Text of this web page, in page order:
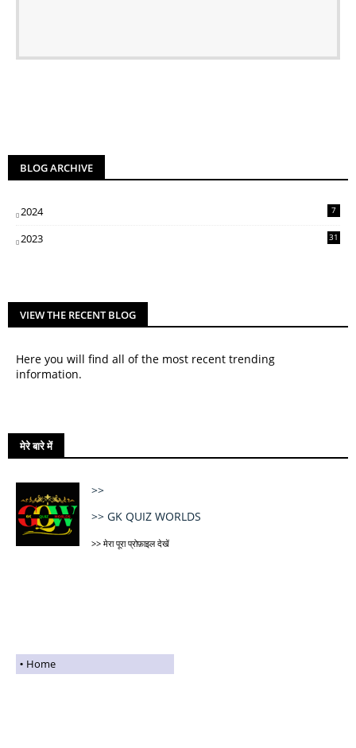
BLOG ARCHIVE
2024 7
2023 31
VIEW THE RECENT BLOG
Here you will find all of the most recent trending
information.
मेरे बारे में
GK QUIZ WORLDS
मेरा पूरा प्रोफ़ाइल देखें
Home